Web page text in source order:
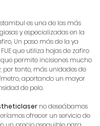
es una de las más
y especializadas en la
Un paso más de la ya
que utiliza hojas de zafiro
permite incisiones mucho
por tanto, más unidades de
aportando un mayor
de pelo.
no deseábamos
ofrecer un servicio de